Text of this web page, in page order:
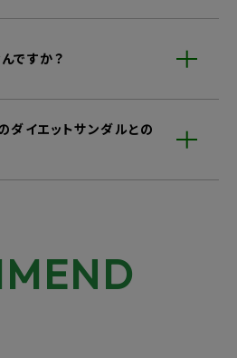
ですか？
ダイエットサンダルとの